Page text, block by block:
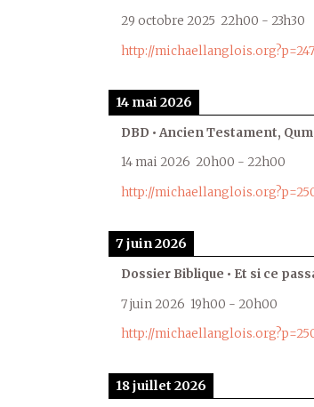
29 octobre 2025 22h00 - 23h30
http://
14 mai 2026
DBD • Ancien Testament,
14 mai 2026 20h00 - 22h00
http://
7 juin 2026
Dossier Biblique • Et si ce
7 juin 2026 19h00 - 20h00
http://
18 juillet 2026